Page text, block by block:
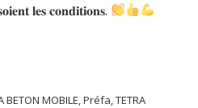
𝐥𝐞𝐬 𝐜𝐨𝐧𝐝𝐢𝐭𝐢𝐨𝐧𝐬.
BETON MOBILE Préfa TETRA